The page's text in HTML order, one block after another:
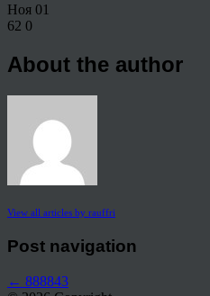
Ноя 01
62 0
About the author
View all articles by rauffri
Post navigation
← 888843